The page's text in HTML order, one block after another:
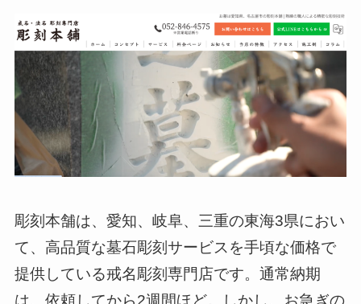
彫刻本舗は、愛知、岐阜、三重の東海3県におい
て、高品質な墓石彫刻サービスを手頃な価格で
提供している戒名彫刻専門店です。通常納期
は、依頼してから2週間ほど。しかし、お急ぎの